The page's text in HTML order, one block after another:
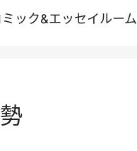
ミック&エッセイルーム